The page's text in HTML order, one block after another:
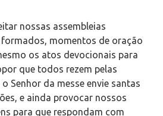
nossas assembleias
momentos de oração
os atos devocionais para
que todos rezem pelas
Senhor da messe envie santas
e ainda provocar nossos
para que respondam com